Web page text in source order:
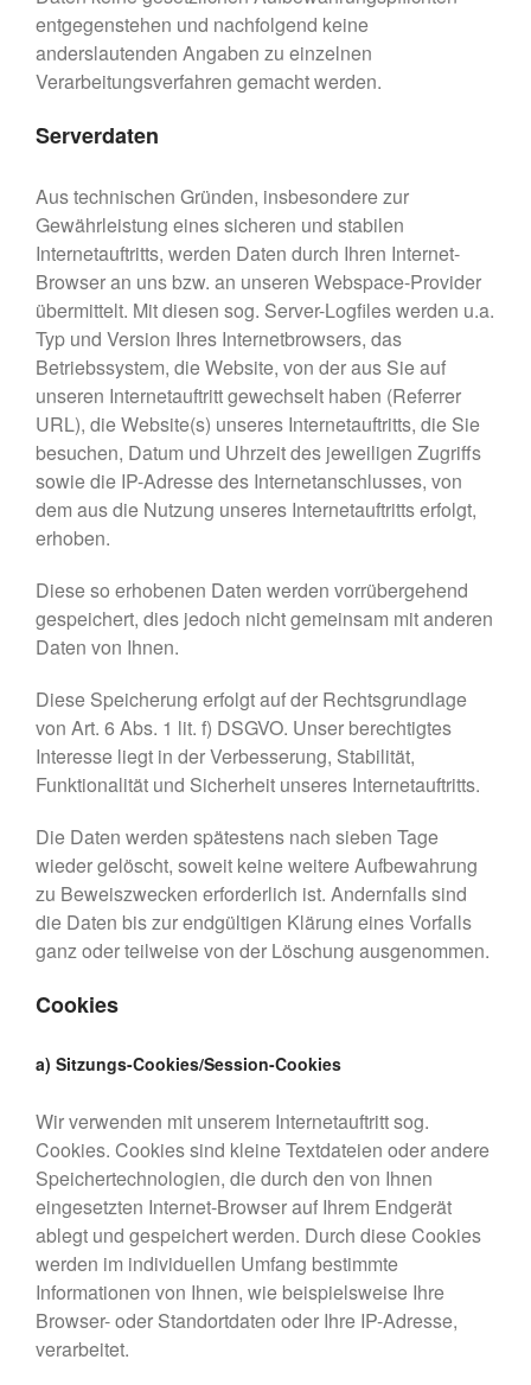
entgegenstehen und nachfolgend keine
anderslautenden Angaben zu einzelnen
Verarbeitungsverfahren gemacht werden.
Serverdaten
Aus technischen Gründen, insbesondere zur
Gewährleistung eines sicheren und stabilen
Internetauftritts, werden Daten durch Ihren Internet-
Browser an uns bzw. an unseren Webspace-Provider
übermittelt. Mit diesen sog. Server-Logfiles werden u.a.
Typ und Version Ihres Internetbrowsers, das
Betriebssystem, die Website, von der aus Sie auf
unseren Internetauftritt gewechselt haben (Referrer
URL), die Website(s) unseres Internetauftritts, die Sie
besuchen, Datum und Uhrzeit des jeweiligen Zugriffs
sowie die IP-Adresse des Internetanschlusses, von
dem aus die Nutzung unseres Internetauftritts erfolgt,
erhoben.
Diese so erhobenen Daten werden vorrübergehend
gespeichert, dies jedoch nicht gemeinsam mit anderen
Daten von Ihnen.
Diese Speicherung erfolgt auf der Rechtsgrundlage
von Art. 6 Abs. 1 lit. f) DSGVO. Unser berechtigtes
Interesse liegt in der Verbesserung, Stabilität,
Funktionalität und Sicherheit unseres Internetauftritts.
Die Daten werden spätestens nach sieben Tage
wieder gelöscht, soweit keine weitere Aufbewahrung
zu Beweiszwecken erforderlich ist. Andernfalls sind
die Daten bis zur endgültigen Klärung eines Vorfalls
ganz oder teilweise von der Löschung ausgenommen.
Cookies
a) Sitzungs-Cookies/Session-Cookies
Wir verwenden mit unserem Internetauftritt sog.
Cookies. Cookies sind kleine Textdateien oder andere
Speichertechnologien, die durch den von Ihnen
eingesetzten Internet-Browser auf Ihrem Endgerät
ablegt und gespeichert werden. Durch diese Cookies
werden im individuellen Umfang bestimmte
Informationen von Ihnen, wie beispielsweise Ihre
Browser- oder Standortdaten oder Ihre IP-Adresse,
verarbeitet.